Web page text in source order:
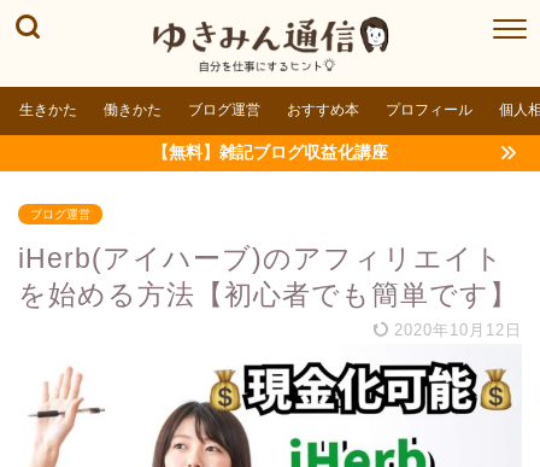
生きかた 働きかた ブログ運営 おすすめ本 プロフィール 個人
【無料】雑記ブログ収益化講座
ブログ運営
iHerb(アイハーブ)のアフィリエイト
を始める方法【初心者でも簡単です】
2020年10月12日